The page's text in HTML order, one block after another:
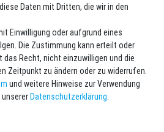
Kontakt
genießen. Plus 10 EUR Gutschein für
ab 75 EUR Warenwert!
Daten mit Dritten, die wir in den
Einwilligung oder aufgrund eines
Die Zustimmung kann erteilt oder
Recht, nicht einzuwilligen und die
Zeitpunkt zu ändern oder zu widerrufen.
und weitere Hinweise zur Verwendung
Daten­schutz­erklärung.